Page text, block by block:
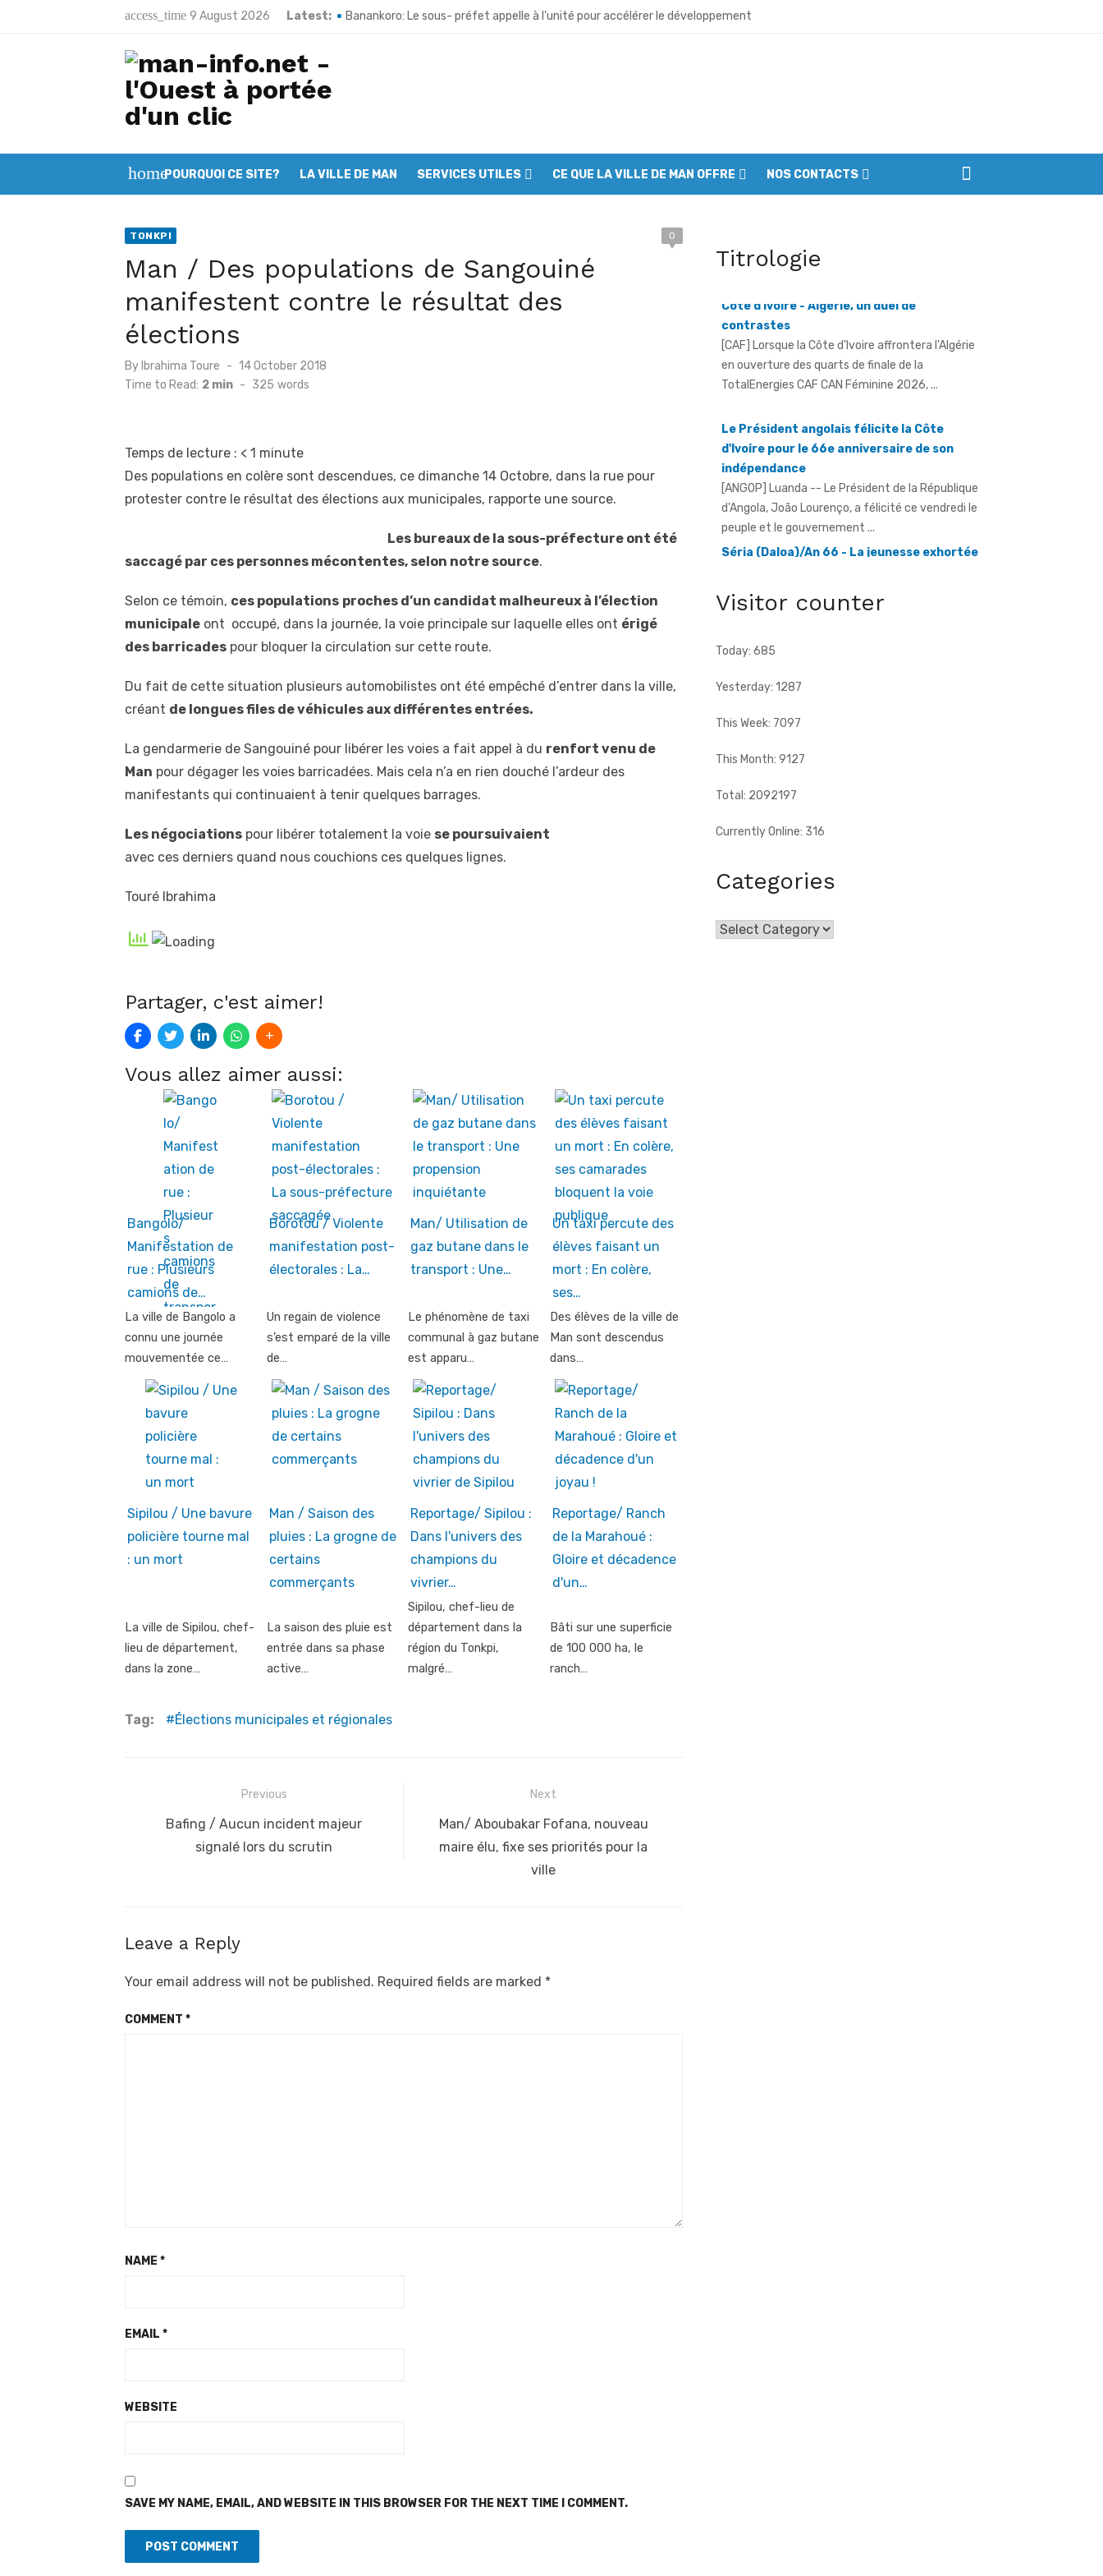
access_time 9 August 2026 Latest: Banankoro: Le sous- préfet appelle à l’unité pour accélérer le développement
Bakoubly: Le sous – préfet appelle à une implication des populations dans la transformation de leur cadre de vie
Sandougou- Soba: Malgré la pluie les populations célèbrent les 66 ans de l’indépendance dans la ferveur
66e anniversaire de l’indépendance à Man : Le préfet Fofana Lancina appelle à préserver la paix et l’unité
Man fait peau neuve avant la fête nationale : Le Grand ménage mobilise autorités et citoyens
homePOURQUOI CE SITE? LA VILLE DE MAN SERVICES UTILES CE QUE LA VILLE DE MAN OFFRE NOS CONTACTS
TONKPI 0
Man / Des populations de Sangouiné
manifestent contre le résultat des
élections
By Ibrahima Toure
Posted
14 October 2018
Time to Read: 2 min - 325 words
Temps de lecture : < 1 minute
Des populations en colère sont descendues, ce dimanche 14 Octobre, dans la rue pour
protester contre le résultat des élections aux municipales, rapporte une source.
Les bureaux de la sous-préfecture ont été
saccagé par ces personnes mécontentes, selon notre source.
Selon ce témoin, ces populations proches d’un candidat malheureux à l’élection
municipale ont occupé, dans la journée, la voie principale sur laquelle elles ont érigé
des barricades pour bloquer la circulation sur cette route.
Du fait de cette situation plusieurs automobilistes ont été empêché d’entrer dans la ville,
créant de longues files de véhicules aux différentes entrées.
La gendarmerie de Sangouiné pour libérer les voies a fait appel à du renfort venu de
Man pour dégager les voies barricadées. Mais cela n’a en rien douché l’ardeur des
manifestants qui continuaient à tenir quelques barrages.
Les négociations pour libérer totalement la voie se poursuivaient
avec ces derniers quand nous couchions ces quelques lignes.
Touré Ibrahima
Partager, c'est aimer!
Vous allez aimer aussi:
Bangolo/
Manifestation de
rue : Plusieurs
camions de…
La ville de Bangolo a
connu une journée
mouvementée ce…
Borotou / Violente
manifestation post-
électorales : La…
Un regain de violence
s’est emparé de la ville
de…
Man/ Utilisation de
gaz butane dans le
transport : Une…
Le phénomène de taxi
communal à gaz butane
est apparu…
Un taxi percute des
élèves faisant un
mort : En colère,
ses…
Des élèves de la ville de
Man sont descendus
dans…
Sipilou / Une bavure
policière tourne mal
: un mort
La ville de Sipilou, chef-
lieu de département,
dans la zone…
Man / Saison des
pluies : La grogne de
certains
commerçants
La saison des pluie est
entrée dans sa phase
active…
Reportage/ Sipilou :
Dans l'univers des
champions du
vivrier…
Sipilou, chef-lieu de
département dans la
région du Tonkpi,
malgré…
Reportage/ Ranch
de la Marahoué :
Gloire et décadence
d'un…
Bâti sur une superficie
de 100 000 ha, le
ranch…
Tag: Élections municipales et régionales
navigation
Previous
Previous
Bafing / Aucun incident majeur
signalé lors du scrutin
Next
Next
post:
Man/ Aboubakar Fofana, nouveau
maire élu, fixe ses priorités pour la
ville
Leave a Reply
Your email address will not be published. Required fields are marked *
COMMENT *
NAME *
EMAIL *
WEBSITE
SAVE MY NAME, EMAIL, AND WEBSITE IN THIS BROWSER FOR THE NEXT TIME I COMMENT.
Titrologie
Côte d'Ivoire - Algérie, un duel de
en ouverture des quarts de finale de la
TotalEnergies CAF CAN Féminine 2026, ...
Le Président angolais félicite la Côte
indépendance
[ANGOP] Luanda -- Le Président de la République
d'Angola, João Lourenço, a félicité ce vendredi le
peuple et le gouvernement ...
Séria (Daloa)/An 66 - La jeunesse exhortée
à éviter la consommation et le trafic de
drogue
canton du Gbaloan Sud, ...
Visitor counter
Today: 685
Yesterday: 1287
This Week: 7097
This Month: 9127
Total: 2092197
Currently Online: 316
Categories
Categories